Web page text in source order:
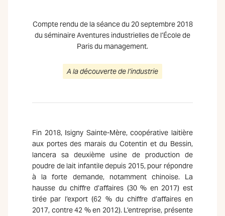
Compte rendu de la séance du 20 septembre 2018
du séminaire Aventures industrielles de l’École de
Paris du management.
A la découverte de l’industrie
Fin 2018, Isigny Sainte-Mère, coopérative laitière
aux portes des marais du Cotentin et du Bessin,
lancera sa deuxième usine de production de
poudre de lait infantile depuis 2015, pour répondre
à la forte demande, notamment chinoise. La
hausse du chiffre d’affaires (30 % en 2017) est
tirée par l’export (62 % du chiffre d’affaires en
2017, contre 42 % en 2012). L’entreprise, présente